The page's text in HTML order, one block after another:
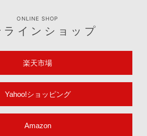
ONLINE SHOP
ラインショップ
楽天市場
Yahoo!ショッピング
Amazon